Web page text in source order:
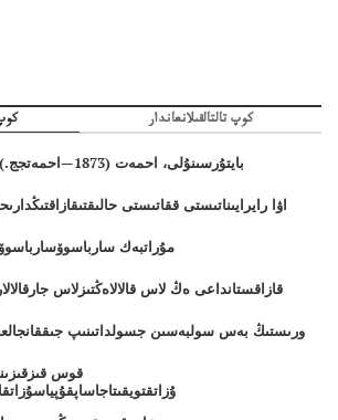
كوپ تالتالقىلانعاندار
بايتۇرسىنۇلى، احمەت (1873—احمەتجج.)(1873—1938جج)
اۋا رايرايىناتىستى ققاتىستى
مۇراتبەك
قازاقستانداعى ەڭ لاس قالالاەڭتىزلاس
ورىستىڭ بەس سولبەسىن جسولداتىنىپ
قوس